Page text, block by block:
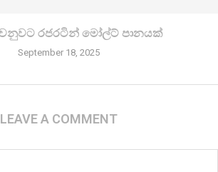
රජ­ර­ටින් මෝල්ට් පානයක්
September 18, 2025
LEAVE A COMMENT